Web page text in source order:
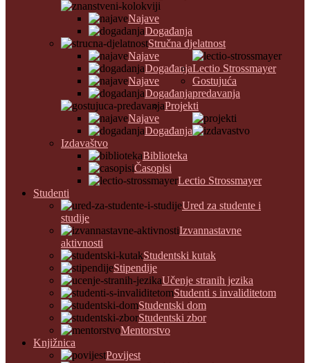
Najave
Događanja
Stručna djelatnost
Najave
DogađanjaLectio Strossmayer
Najave
Događanja
Gostujuća
predavanja
Najave
Događanja
Projekti
Izdavaštvo
Biblioteka
Časopisi
Lectio Strossmayer
Studenti
Ured za studente i
studije
Izvannastavne
aktivnosti
Studentski kutak
Stipendije
Učenje stranih jezika
Studenti s invaliditetom
Studentski dom
Studentski zbor
Mentorstvo
Knjižnica
Povijest